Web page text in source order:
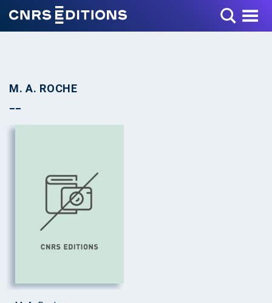
Toggle Menu
M. A. ROCHE